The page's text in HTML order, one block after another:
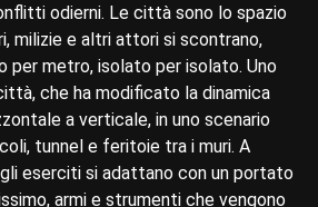
odierni. Le città sono lo spazio
milizie e altri attori si scontrano,
per metro, isolato per isolato. Uno
che ha modificato la dinamica
a verticale, in uno scenario
tunnel e feritoie tra i muri. A
eserciti si adattano con un portato
armi e strumenti che vengono